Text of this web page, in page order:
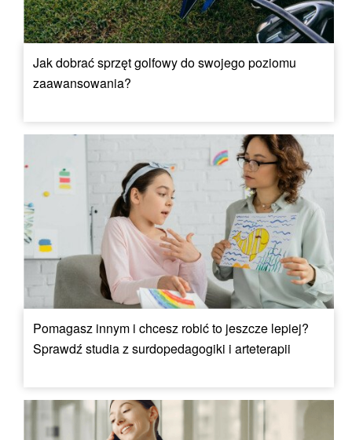
Jak dobrać sprzęt golfowy do swojego poziomu
zaawansowania?
Pomagasz innym i chcesz robić to jeszcze lepiej?
Sprawdź studia z surdopedagogiki i arteterapii